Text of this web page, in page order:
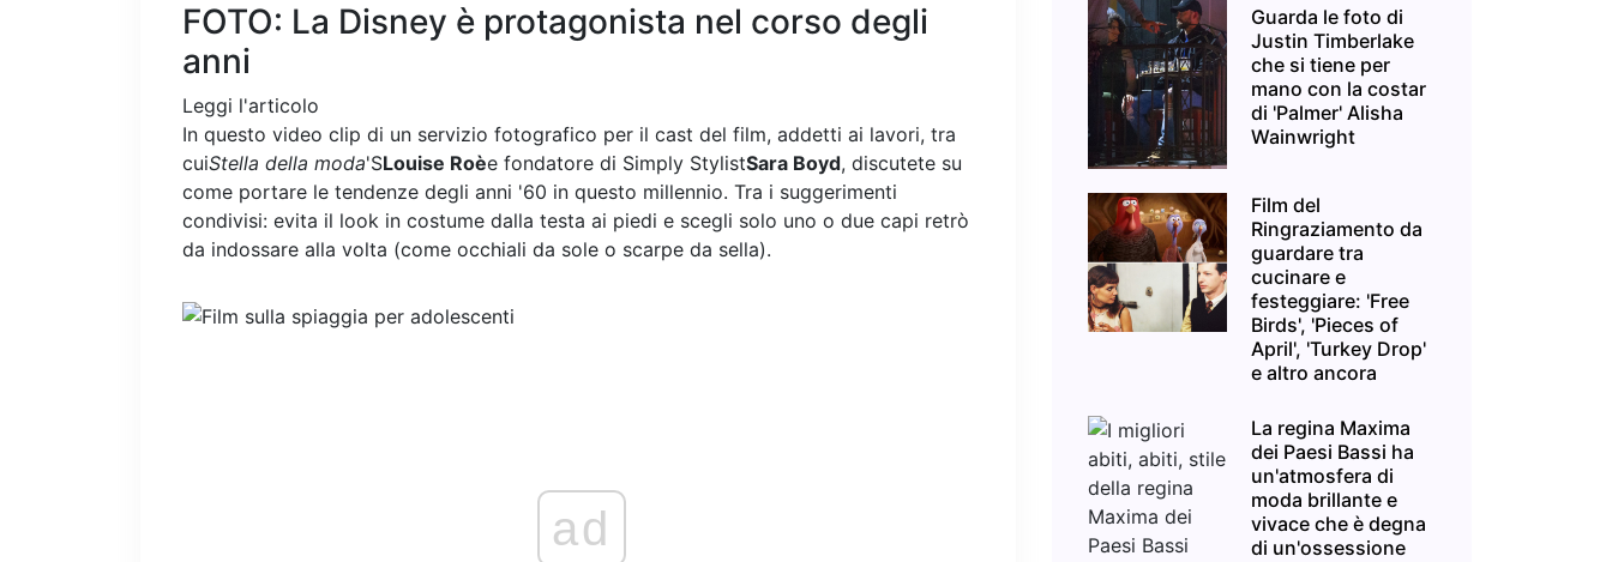
FOTO: La Disney è protagonista nel corso degli
anni
Leggi l'articolo
In questo video clip di un servizio fotografico per il cast del film, addetti ai lavori, tra
cuiStella della moda'SLouise Roèe fondatore di Simply StylistSara Boyd, discutete su
come portare le tendenze degli anni '60 in questo millennio. Tra i suggerimenti
condivisi: evita il look in costume dalla testa ai piedi e scegli solo uno o due capi retrò
da indossare alla volta (come occhiali da sole o scarpe da sella).
ad
Guarda le foto di
Justin Timberlake
che si tiene per
mano con la costar
di 'Palmer' Alisha
Wainwright
Film del
Ringraziamento da
guardare tra
cucinare e
festeggiare: 'Free
Birds', 'Pieces of
April', 'Turkey Drop'
e altro ancora
La regina Maxima
dei Paesi Bassi ha
un'atmosfera di
moda brillante e
vivace che è degna
di un'ossessione